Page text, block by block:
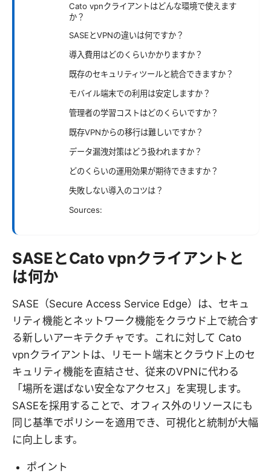
Cato vpnクライアントはどんな環境で使えます
か？
SASEとVPNの違いは何ですか？
導入費用はどのくらいかかりますか？
既存のセキュリティツールと統合できますか？
モバイル端末での利用は安定しますか？
管理者の学習コストはどのくらいですか？
既存VPNからの移行は難しいですか？
データ漏洩対策はどう扱われますか？
どのくらいの運用効果が期待できますか？
失敗しない導入のコツは？
Sources:
SASEとCato vpnクライアントと
は何か
SASE（Secure Access Service Edge）は、セキュ
リティ機能とネットワーク機能をクラウド上で統合す
る新しいアーキテクチャです。これに対して Cato
vpnクライアントは、リモート端末とクラウド上のセ
キュリティ機能を直結させ、従来のVPNに代わる
「場所を選ばない安全なアクセス」を実現します。
SASEを採用することで、オフィス外のリソースにも
同じ基準でポリシーを適用でき、可視化と統制が大幅
に向上します。
ポイント